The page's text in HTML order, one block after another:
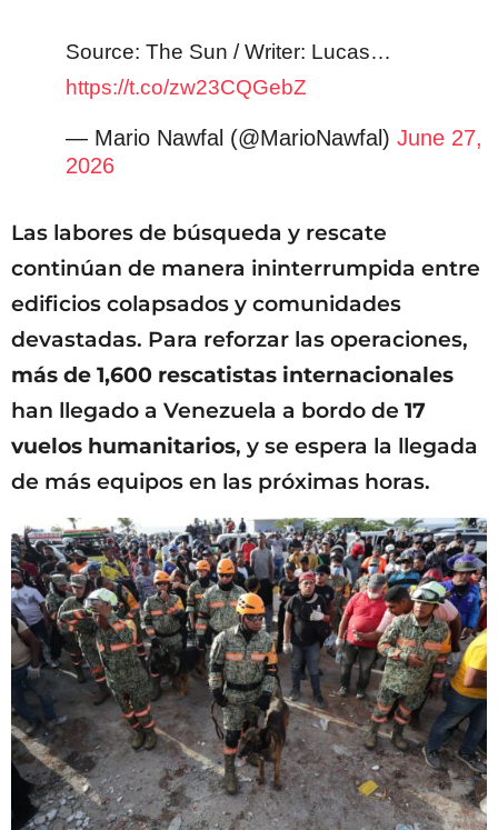
Source: The Sun / Writer: Lucas…
https://t.co/zw23CQGebZ
— Mario Nawfal (@MarioNawfal) June 27,
2026
Las labores de búsqueda y rescate
continúan de manera ininterrumpida entre
edificios colapsados y comunidades
devastadas. Para reforzar las operaciones,
más de 1,600 rescatistas internacionales
han llegado a Venezuela a bordo de 17
vuelos humanitarios, y se espera la llegada
de más equipos en las próximas horas.